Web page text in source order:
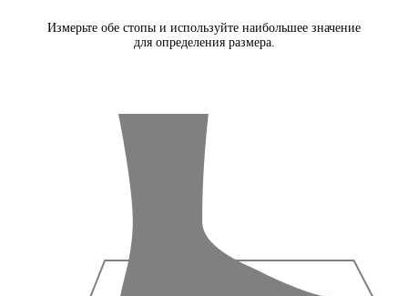
Измерьте обе стопы и используйте наибольшее значение
для определения размера.